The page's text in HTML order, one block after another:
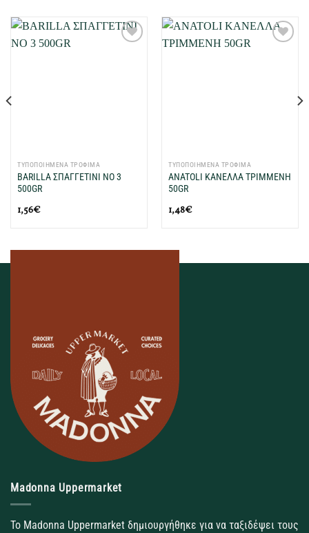
ΤΥΠΟΠΟΙΗΜΕΝΑ ΤΡΟΦΙΜΑ
BARILLA ΣΠΑΓΓΕΤΙΝΙ ΝΟ 3
500GR
1,56€
ΤΥΠΟΠΟΙΗΜΕΝΑ ΤΡΟΦΙΜΑ
ANATOLI ΚΑΝΕΛΛΑ ΤΡΙΜΜΕΝΗ
50GR
1,48€
Madonna Uppermarket
Το Madonna Uppermarket δημιουργήθηκε για να ταξιδέψει τους